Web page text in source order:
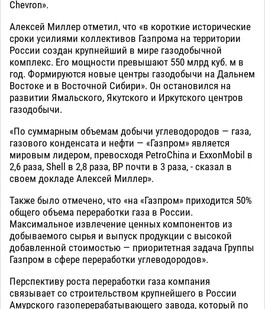
Chevron».
Алексей Миллер отметил, что «в короткие исторические
сроки усилиями коллективов Газпрома на территории
России создан крупнейший в мире газодобычной
комплекс. Его мощности превышают 550 млрд куб. м в
год. Формируются новые центры газодобычи на Дальнем
Востоке и в Восточной Сибири». Он остановился на
развитии Ямальского, Якутского и Иркутского центров
газодобычи.
«По суммарным объемам добычи углеводородов — газа,
газового конденсата и нефти — «Газпром» является
мировым лидером, превосходя PetroChina и ExxonMobil в
2,6 раза, Shell в 2,8 раза, BP почти в 3 раза, - сказал в
своем докладе Алексей Миллер».
Также было отмечено, что «на «Газпром» приходится 50%
общего объема переработки газа в России.
Максимальное извлечение ценных компонентов из
добываемого сырья и выпуск продукции с высокой
добавленной стоимостью — приоритетная задача Группы
Газпром в сфере переработки углеводородов».
Перспективу роста переработки газа компания
связывает со строительством крупнейшего в России
Амурского газоперерабатывающего завода, который по